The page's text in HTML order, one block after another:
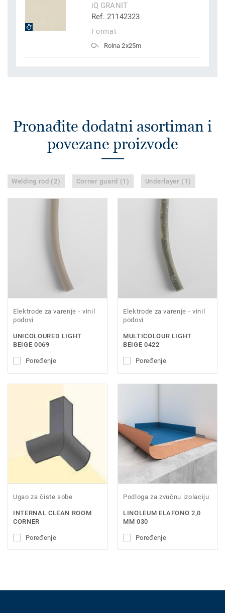
iQ GRANIT
Ref. 21142323
Format
Rolna 2x25m
Pronađite dodatni asortiman i
povezane proizvode
Welding rod (2) Corner guard (1) Underlayer (1)
Elektrode za varenje - vinil
podovi
UNICOLOURED LIGHT
BEIGE 0069
Poređenje
Elektrode za varenje - vinil
podovi
MULTICOLOUR LIGHT
BEIGE 0422
Poređenje
Ugao za čiste sobe
INTERNAL CLEAN ROOM
CORNER
Poređenje
Podloga za zvučnu izolaciju
LINOLEUM ELAFONO 2,0
MM 030
Poređenje